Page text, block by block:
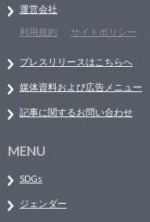
運営会社
利用規約
サイトポリシー
プレスリリースはこちらへ
媒体資料および広告メニュー
記事に関するお問い合わせ
MENU
SDGs
ジェンダー